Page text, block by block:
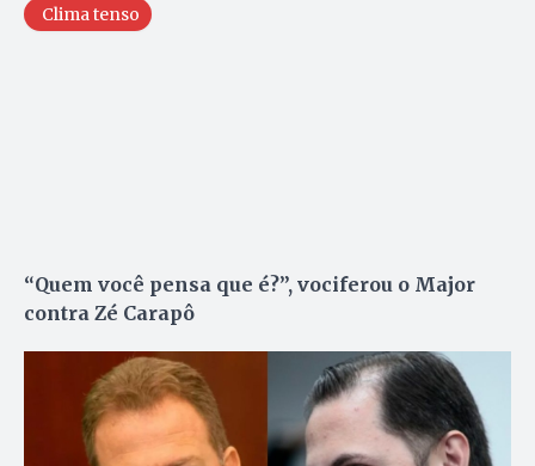
Clima tenso
“Quem você pensa que é?”, vociferou o Major
contra Zé Carapô